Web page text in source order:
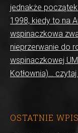
jednakże
1998, kiedy to na
wspinaczkowa
nieprzerwanie do
wspinaczkowej
Kotłownia)…
OSTATNIE